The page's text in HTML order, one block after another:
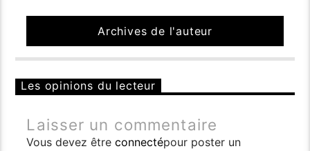
Archives de l'auteur
Les opinions du lecteur
Laisser un commentaire
Vous devez êtreconnectépour poster un